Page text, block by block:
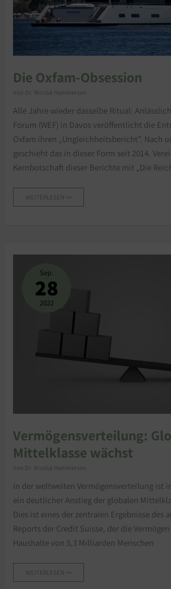
Die Oxfam-Obsession
Von Dr. Nicolai Hammersen
Alle Jahre wieder dasselbe Ritual:
Forum (WEF) in Davos veröffentlicht die
Oxfam ihren „Ungleichheitsbericht”. Nach
geschieht das in dieser Form seit 2014.
Kernbotschaft dieser Berichte mit „Die
WEITERLESEN >>
Sep.
28
2022
Vermögensverteilung:
Mittelklasse wächst
Von Dr. Nicolai Hammersen
In der weltweiten Vermögensverteilung ist
ein deutlicher Anstieg der globalen
Dies ist eines der zentralen Ergebnisse des
Reports der Credit Suisse, der die
Haushalte von 5,3 Milliarden Menschen
VERMÖGENSVERTEILUNG:
MITTELKLASSE
WÄCHST
WEITERLESEN >>